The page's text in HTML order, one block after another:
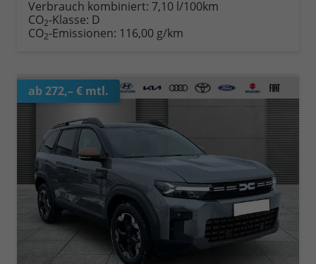
Verbrauch kombiniert: 7,10 l/100km
CO2-Klasse: D
CO2-Emissionen: 116,00 g/km
ab 272,– € mtl.